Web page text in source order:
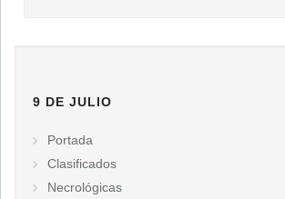
9 DE JULIO
Portada
Clasificados
Necrológicas